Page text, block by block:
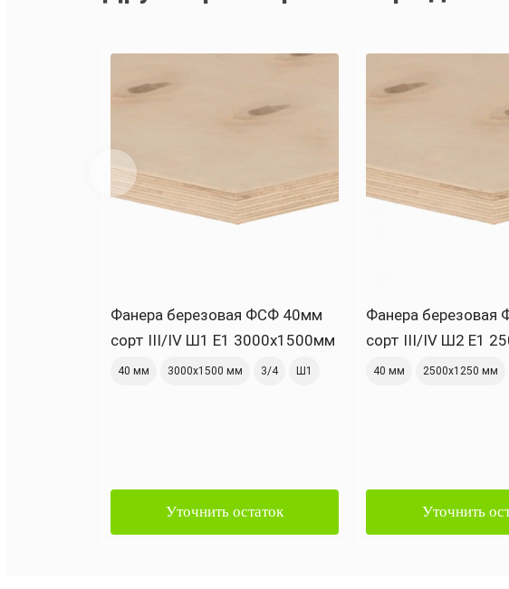
Фанера березовая ФСФ 40мм
сорт III/IV Ш1 Е1 3000x1500мм
40 мм 3000х1500 мм 3/4 Ш1
Уточнить остаток
Фанера
сорт III/IV Ш2 Е1
40 мм 2500х1250 мм
Уточнить